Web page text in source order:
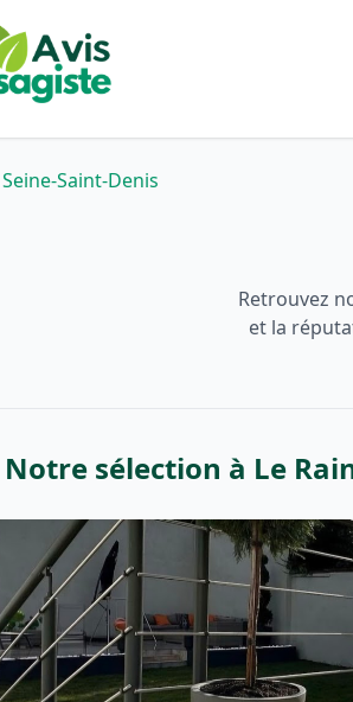
Saint-Denis
Retrouvez
et la
Notre sélection à Le